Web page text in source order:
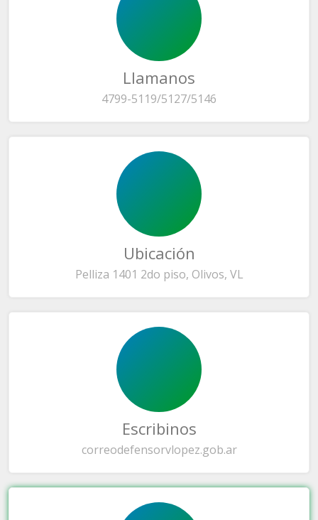
Llamanos
4799-5119/5127/5146
Ubicación
Pelliza 1401 2do piso, Olivos, VL
Escribinos
correodefensorvlopez.gob.ar